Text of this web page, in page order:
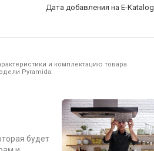
Дата добавления на E-Katalog
и комплектацию товара
Pyramida.
будет